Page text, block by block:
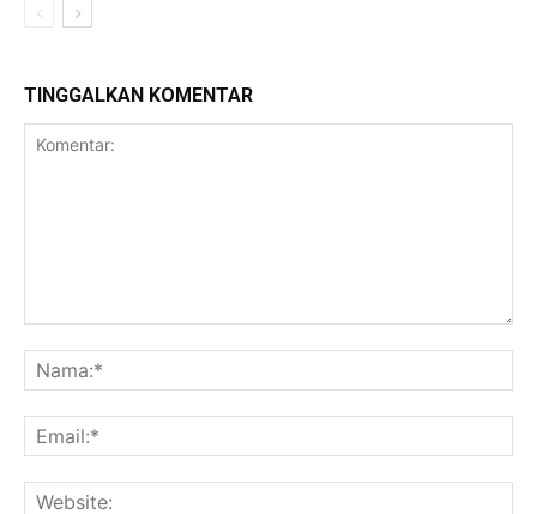
TINGGALKAN KOMENTAR